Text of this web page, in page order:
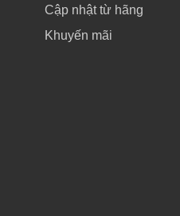
Cập nhật từ hãng
Khuyến mãi